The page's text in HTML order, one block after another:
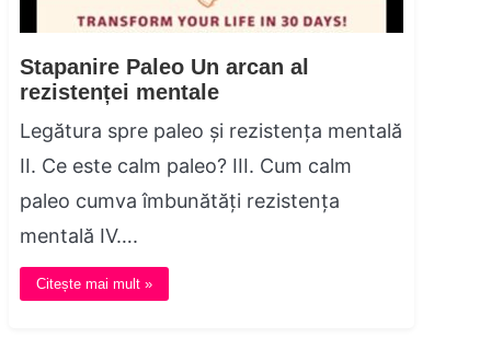
Stapanire Paleo Un arcan al
rezistenței mentale
Legătura spre paleo și rezistența mentală
II. Ce este calm paleo? III. Cum calm
paleo cumva îmbunătăți rezistența
mentală IV….
Citește mai mult »